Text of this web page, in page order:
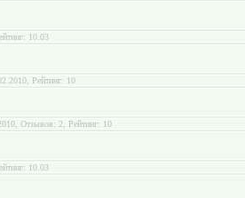
10.03
2010, Рейтинг: 10
Отзывов: 2, Рейтинг: 10
10.03